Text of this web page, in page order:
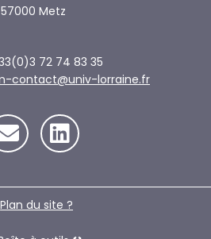
57000 Metz
72 74 83 35
contact@univ-lorraine.fr
Plan du site ?️